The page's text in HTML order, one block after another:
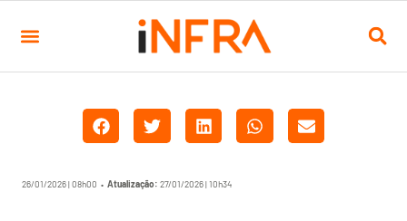
26/01/2026 | 08h00 • Atualização: 27/01/2026 | 10h34